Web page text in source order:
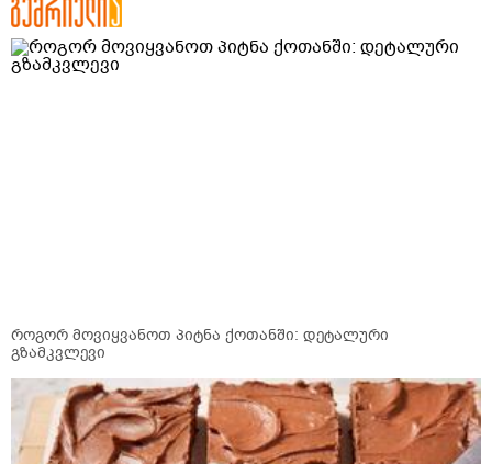
როგორ მოვიყვანოთ პიტნა ქოთანში: დეტალური
გზამკვლევი